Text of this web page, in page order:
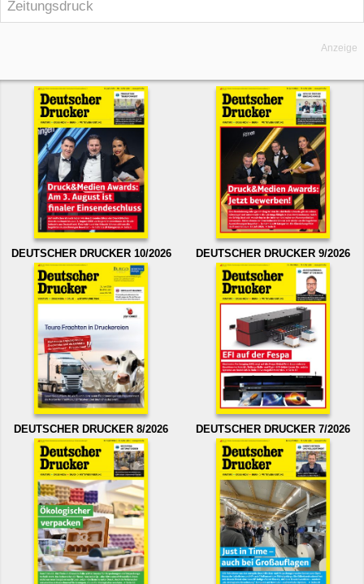
Zeitungsdruck
Anzeige
DEUTSCHER DRUCKER 10/2026 DEUTSCHER DRUCKER 9/2026
DEUTSCHER DRUCKER 8/2026 DEUTSCHER DRUCKER 7/2026